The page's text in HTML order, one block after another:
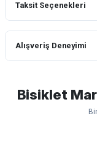
Taksit Seçenekleri
Alışveriş Deneyimi
lastik yanak kısmından 3cm
normal sürüşe uygun
Bisiklet